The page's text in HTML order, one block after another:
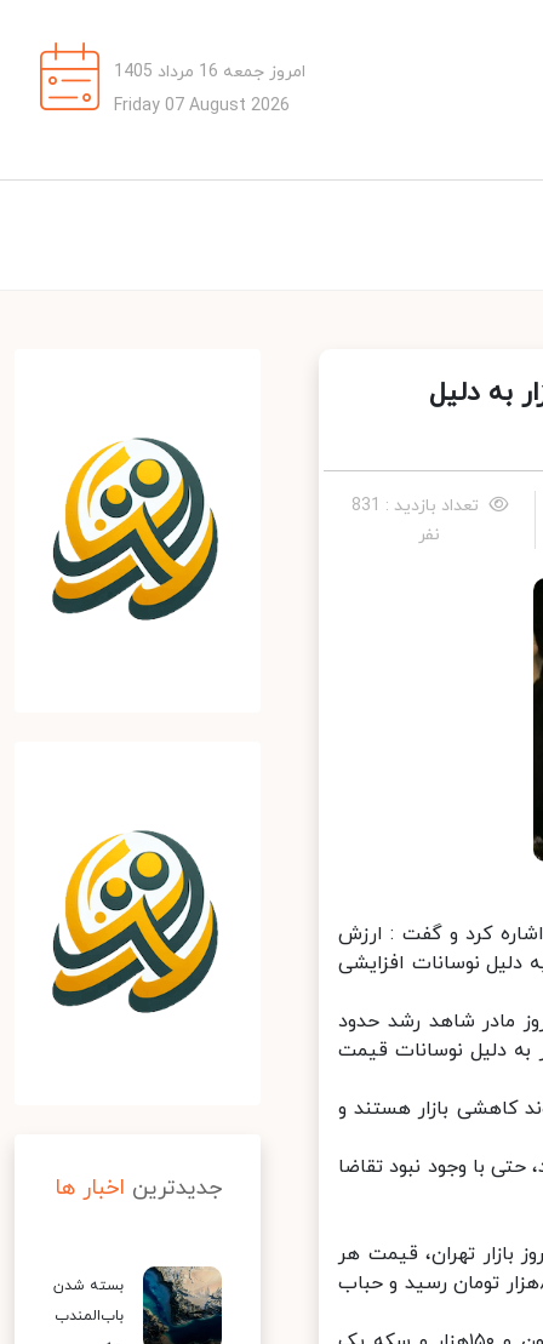
امروز جمعه 16 مرداد 1405
Friday 07 August 2026
به دلیل
تعداد بازدید : 831
نفر
کرد و گفت : ارزش
و به ۱۸۱۷دلار رسیده اما به دلیل نوسانات افزایشی
مادر شاهد رشد حدود
دلیل نوسانات قیمت
کاهشی بازار هستند و
با وجود نبود تقاضا
در ساعت (۱۲:۳۰) معاملات امروز بازار تهران، قیمت هر
امامی به ۱۱میلیون و ۵۰هزار و سکه طرح قدیم به ۱۰میلیون و ۸۰۰هزار تومان رسید و حباب
جدیدترین اخبار ها
بسته شدن
باب‌المندب